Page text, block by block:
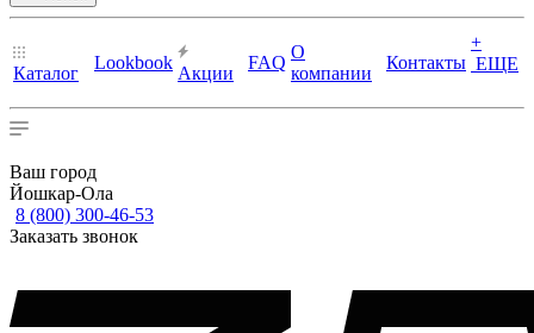
Каталог
Lookbook
Акции
FAQ
О
компании
Контакты
+
ЕЩЕ
Ваш город
Йошкар-Ола
8 (800) 300-46-53
Заказать звонок